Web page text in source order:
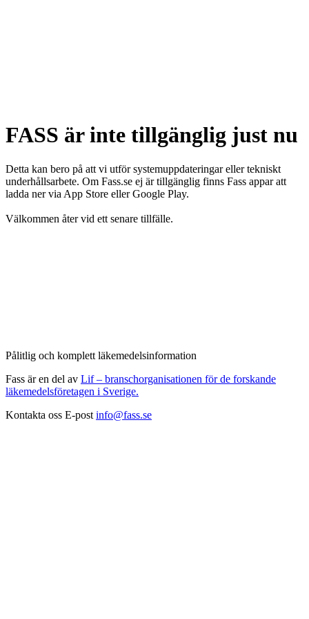
FASS är inte tillgänglig just nu
Detta kan bero på att vi utför systemuppdateringar eller tekniskt
underhållsarbete. Om Fass.se ej är tillgänglig finns Fass appar att
ladda ner via App Store eller Google Play.
Välkommen åter vid ett senare tillfälle.
Pålitlig och komplett läkemedelsinformation
Fass är en del av Lif – branschorganisationen för de forskande
läkemedelsföretagen i Sverige.
Kontakta oss E-post info@fass.se